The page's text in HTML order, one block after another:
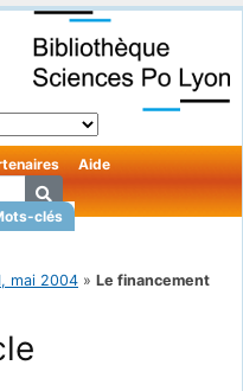
clés
Aide
mai 2004 » Le financement